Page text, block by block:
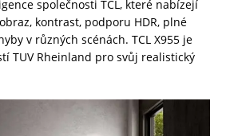
společnosti TCL, které nabízejí
kontrast, podporu HDR, plné
v různých scénách. TCL X955 je
TUV Rheinland pro svůj realistický